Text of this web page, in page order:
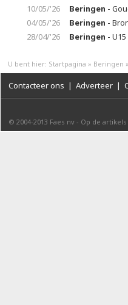
10/05/'26
Beringen -
04/05/'26
Beringen -
28/04/'26
Beringen -
U bent hier: Startpagina » Beringen »
Contacteer ons | Adverteer |
© 2004-2013 Faes nv - Op de